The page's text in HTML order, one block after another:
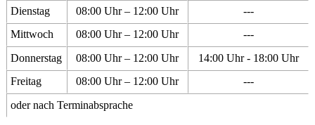
Dienstag
08:00 Uhr – 12:00 Uhr
---
Mittwoch
08:00 Uhr – 12:00 Uhr
---
Donnerstag
08:00 Uhr – 12:00 Uhr
14:00 Uhr - 18:00 Uhr
Freitag
08:00 Uhr – 12:00 Uhr
---
oder nach Terminabsprache